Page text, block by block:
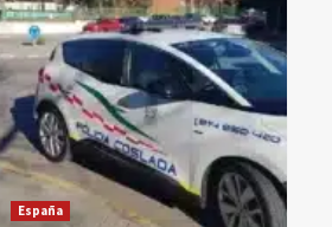
España